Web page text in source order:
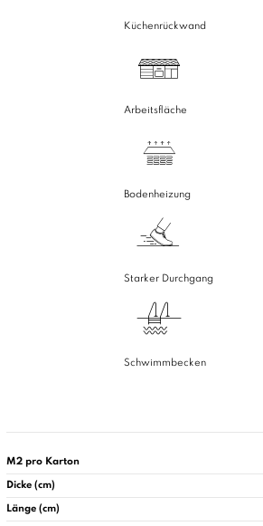
Küchenrückwand
Arbeitsfläche
Bodenheizung
Starker Durchgang
Schwimmbecken
M2 pro Karton
Dicke (cm)
Länge (cm)